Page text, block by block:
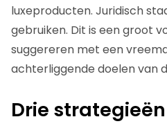
luxeproducten. Juridisch
gebruiken. Dit is een groot
suggereren met een
achterliggende doelen van
Drie